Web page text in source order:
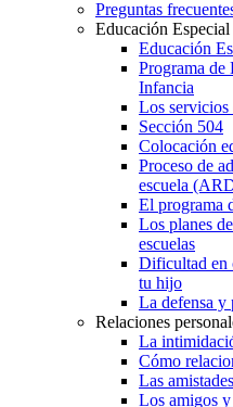
Preguntas
Educación Especial
Educación
Programa de
Infancia
Los servicios
Sección 504
Colocación
Proceso de
escuela
El programa
Los planes
escuelas
Dificultad en
tu hijo
La defensa y
Relaciones
La
Cómo
Las
Los amigos